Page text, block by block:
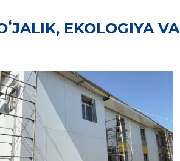
EKOLOGIYA VA